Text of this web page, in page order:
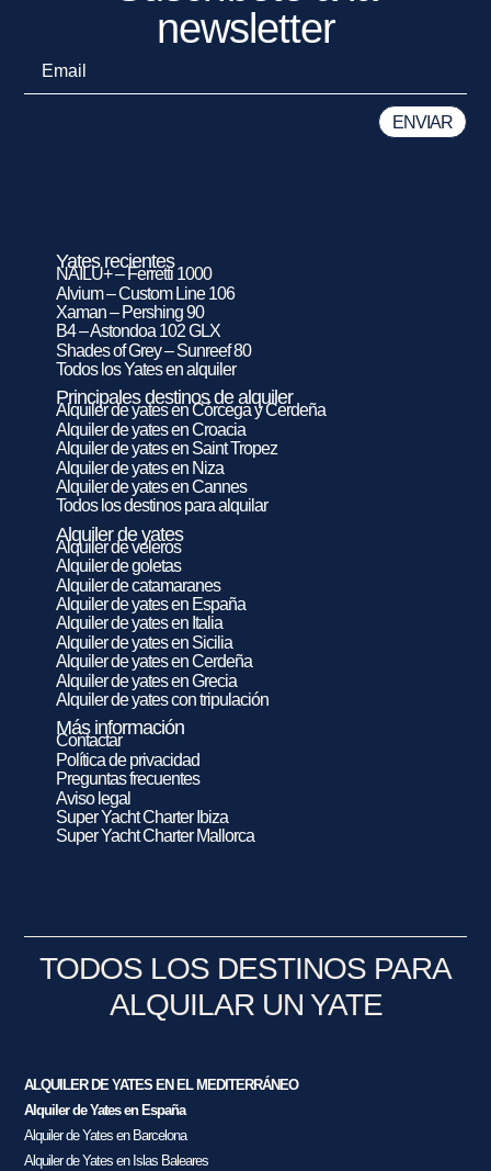
newsletter
Yates recientes
NAILU+ – Ferretti 1000
Alvium – Custom Line 106
Xaman – Pershing 90
B4 – Astondoa 102 GLX
Shades of Grey – Sunreef 80
Todos los Yates en alquiler
Principales destinos de alquiler
Alquiler de yates en Córcega y Cerdeña
Alquiler de yates en Croacia
Alquiler de yates en Saint Tropez
Alquiler de yates en Niza
Alquiler de yates en Cannes
Todos los destinos para alquilar
Alquiler de yates
Alquiler de veleros
Alquiler de goletas
Alquiler de catamaranes
Alquiler de yates en España
Alquiler de yates en Italia
Alquiler de yates en Sicilia
Alquiler de yates en Cerdeña
Alquiler de yates en Grecia
Alquiler de yates con tripulación
Más información
Contactar
Política de privacidad
Preguntas frecuentes
Aviso legal
Super Yacht Charter Ibiza
Super Yacht Charter Mallorca
TODOS LOS DESTINOS PARA
ALQUILAR UN YATE
ALQUILER DE YATES EN EL MEDITERRÁNEO
Alquiler de Yates en España
Alquiler de Yates en Barcelona
Alquiler de Yates en Islas Baleares